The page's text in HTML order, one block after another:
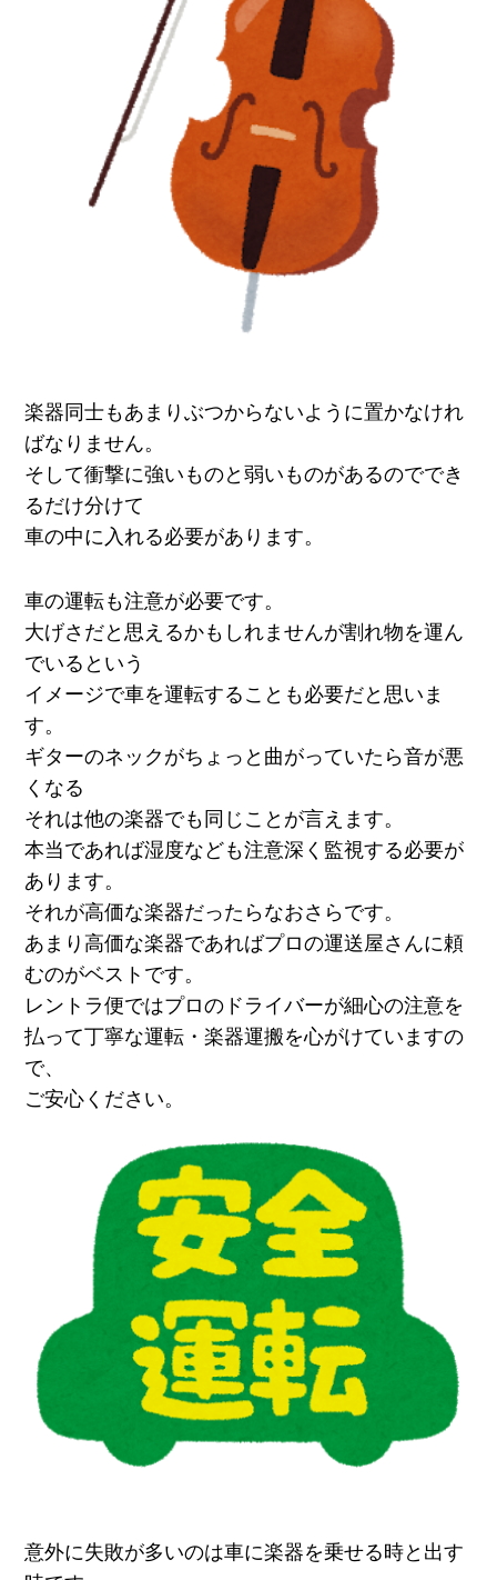
楽器同士もあまりぶつからないように置かなけれ
ばなりません。
そして衝撃に強いものと弱いものがあるのででき
るだけ分けて
車の中に入れる必要があります。
車の運転も注意が必要です。
大げさだと思えるかもしれませんが割れ物を運ん
でいるという
イメージで車を運転することも必要だと思いま
す。
ギターのネックがちょっと曲がっていたら音が悪
くなる
それは他の楽器でも同じことが言えます。
本当であれば湿度なども注意深く監視する必要が
あります。
それが高価な楽器だったらなおさらです。
あまり高価な楽器であればプロの運送屋さんに頼
むのがベストです。
レントラ便ではプロのドライバーが細心の注意を
払って丁寧な運転・楽器運搬を心がけていますの
で、
ご安心ください。
意外に失敗が多いのは車に楽器を乗せる時と出す